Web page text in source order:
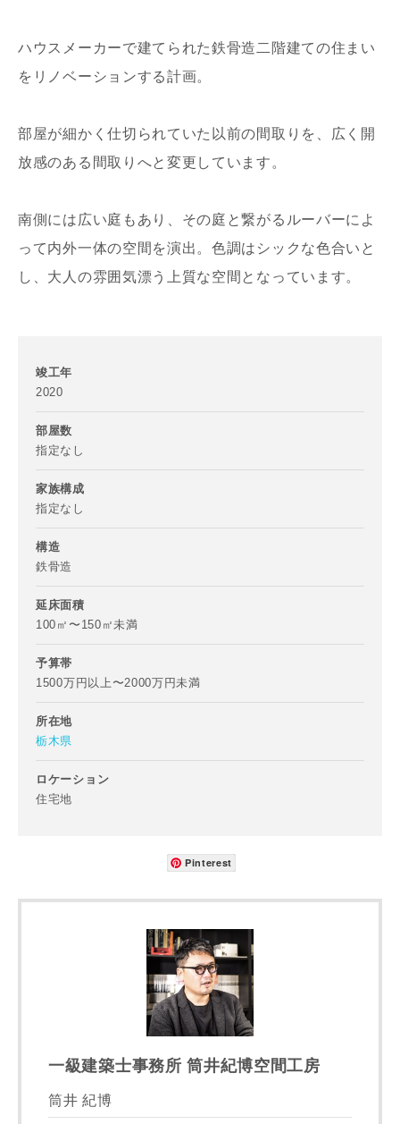
ハウスメーカーで建てられた鉄骨造二階建ての住まい
をリノベーションする計画。
部屋が細かく仕切られていた以前の間取りを、広く開
放感のある間取りへと変更しています。
南側には広い庭もあり、その庭と繋がるルーバーによ
って内外一体の空間を演出。色調はシックな色合いと
し、大人の雰囲気漂う上質な空間となっています。
竣工年
2020
部屋数
指定なし
家族構成
指定なし
構造
鉄骨造
延床面積
100㎡〜150㎡未満
予算帯
1500万円以上〜2000万円未満
所在地
栃木県
ロケーション
住宅地
Pinterest
一級建築士事務所 筒井紀博空間工房
筒井 紀博
お名前
メールアドレス
-
町名